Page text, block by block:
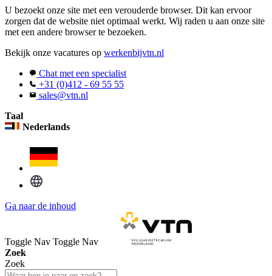
U bezoekt onze site met een verouderde browser. Dit kan ervoor
zorgen dat de website niet optimaal werkt. Wij raden u aan onze site
met een andere browser te bezoeken.
Bekijk onze vacatures op werkenbijvtn.nl
Chat met een specialist
+31 (0)412 - 69 55 55
sales@vtn.nl
Taal
Nederlands
Ga naar de inhoud
Toggle Nav Toggle Nav
Zoek
Zoek